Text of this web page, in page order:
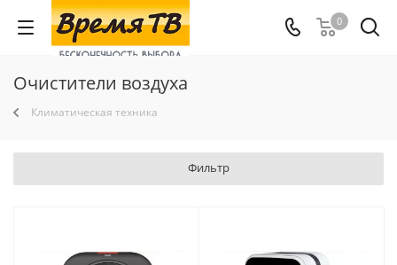
0
Очистители воздуха
Климатическая техника
Фильтр